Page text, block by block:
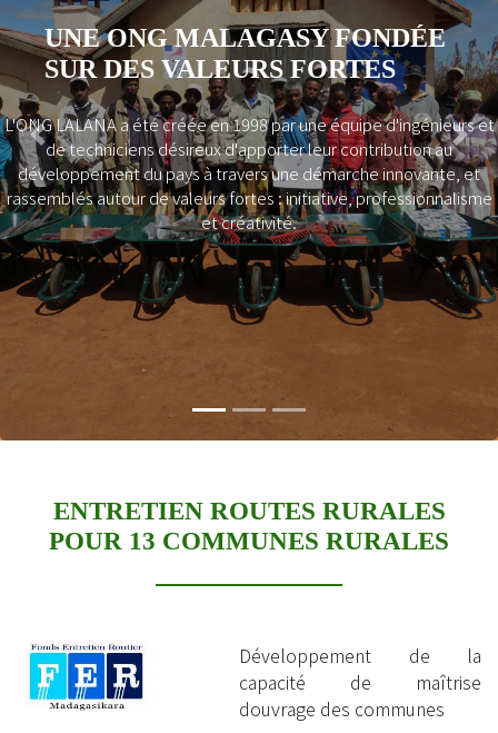
UNE ONG MALAGASY FONDÉE
SUR DES VALEURS FORTES
L'ONG LALANA a été créée en 1998 par une équipe d'ingénieurs et
de techniciens désireux d'apporter leur contribution au
développement du pays à travers une démarche innovante, et
rassemblés autour de valeurs fortes : initiative, professionnalisme
et créativité.
Previous Next
ENTRETIEN ROUTES RURALES
POUR 13 COMMUNES RURALES
Développement de la
capacité de maîtrise
douvrage des communes